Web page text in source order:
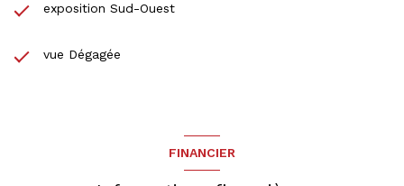
exposition Sud-Ouest
vue Dégagée
FINANCIER